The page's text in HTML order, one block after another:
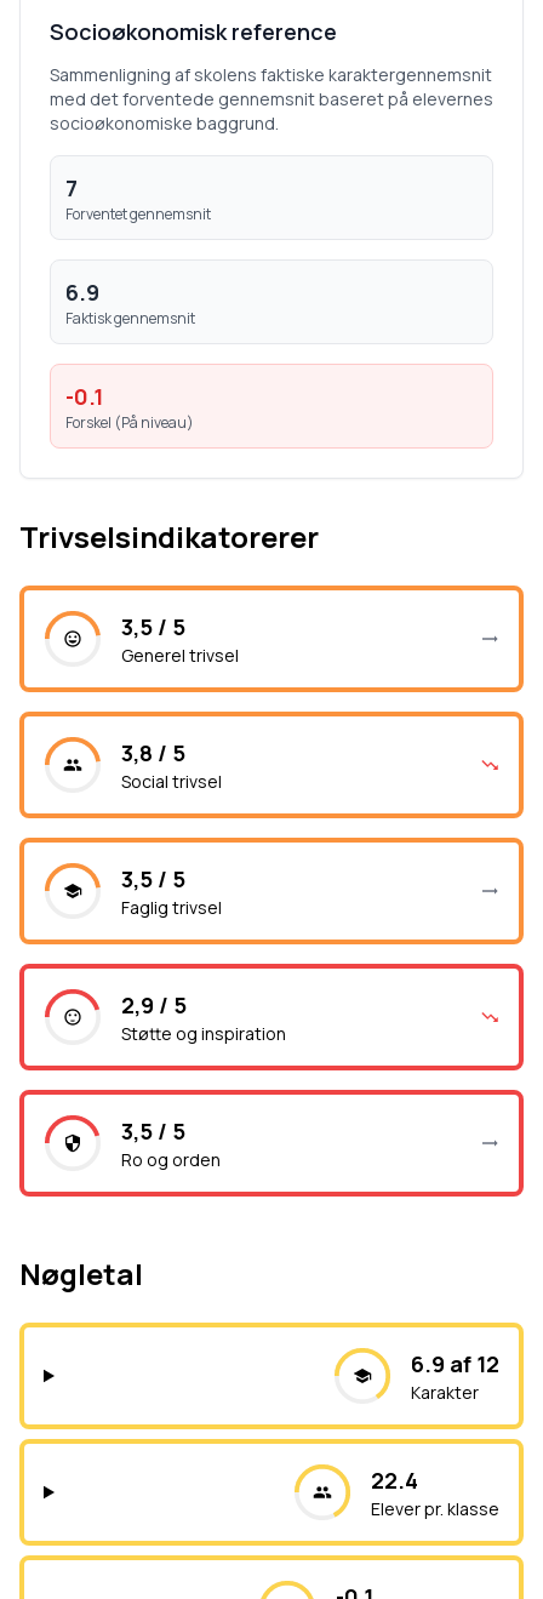
Socioøkonomisk reference
Sammenligning af skolens faktiske karaktergennemsnit
med det forventede gennemsnit baseret på elevernes
socioøkonomiske baggrund.
7
Forventet gennemsnit
6.9
Faktisk gennemsnit
-0.1
Forskel (På niveau)
Trivselsindikatorerer
3,5 / 5
Generel trivsel
3,8 / 5
Social trivsel
3,5 / 5
Faglig trivsel
2,9 / 5
Støtte og inspiration
3,5 / 5
Ro og orden
Nøgletal
6.9 af 12
Karakter
22.4
Elever pr. klasse